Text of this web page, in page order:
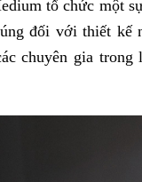
tổ chức một
đối với thiết kế
chuyên gia